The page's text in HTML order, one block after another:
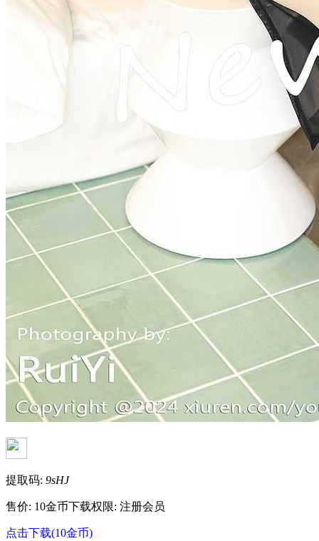
提取码: 9sHJ
售价: 10金币下载权限: 注册会员
点击下载(10金币)